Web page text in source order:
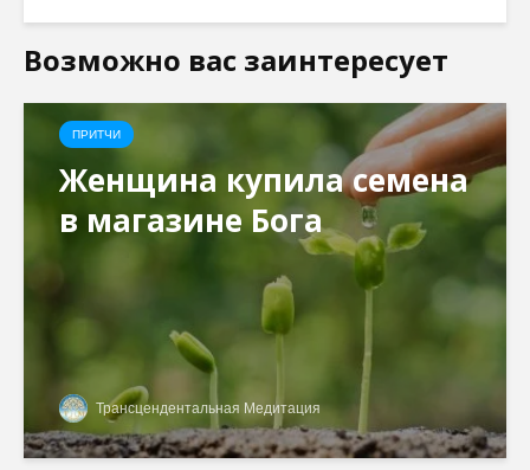
Возможно вас заинтересует
ПРИТЧИ
Женщина купила семена
в магазине Бога
Трансцендентальная Медитация